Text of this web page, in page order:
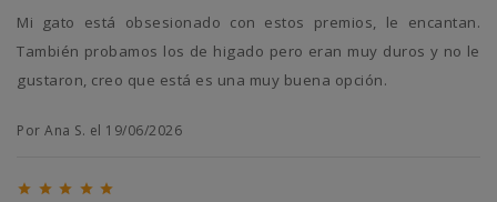
Mi gato está obsesionado con estos premios, le encantan.
También probamos los de higado pero eran muy duros y no le
gustaron, creo que está es una muy buena opción.
Por Ana S. el 19/06/2026
    